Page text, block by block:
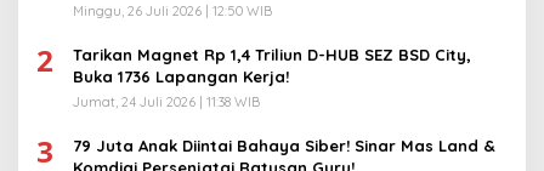
Minggu, 26 Juli 2026 | 12:50 WIB
2
Tarikan Magnet Rp 1,4 Triliun D-HUB SEZ BSD City,
Buka 1736 Lapangan Kerja!
Jumat, 24 Juli 2026 | 11:38 WIB
3
79 Juta Anak Diintai Bahaya Siber! Sinar Mas Land &